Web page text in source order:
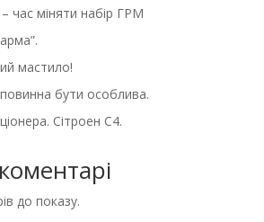
час міняти набір ГРМ
мастило!
бути особлива.
Сітроен С4.
до показу.